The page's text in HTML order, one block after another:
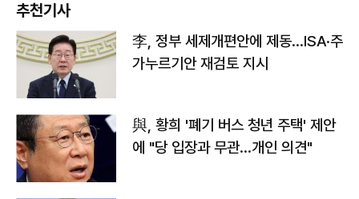
추천기사
李, 정부 세제개편안에 제동…ISA·주
가누르기안 재검토 지시
與, 황희 '폐기 버스 청년 주택' 제안
에 "당 입장과 무관…개인 의견"